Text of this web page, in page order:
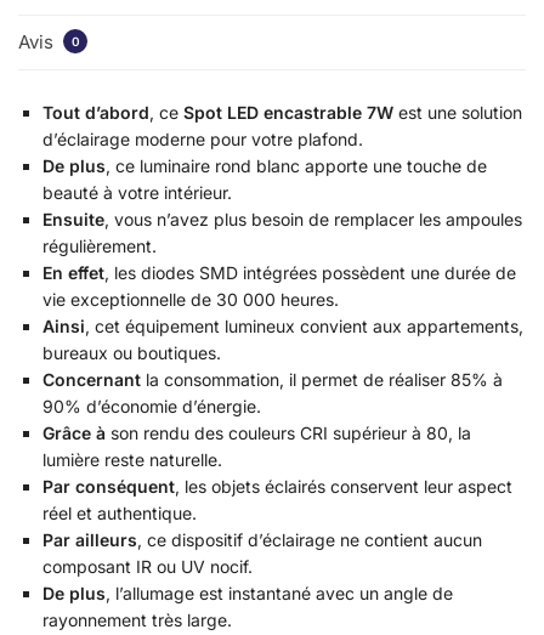
Avis 0
Tout d’abord, ce Spot LED encastrable 7W est une solution
d’éclairage moderne pour votre plafond.
De plus, ce luminaire rond blanc apporte une touche de
beauté à votre intérieur.
Ensuite, vous n’avez plus besoin de remplacer les ampoules
régulièrement.
En effet, les diodes SMD intégrées possèdent une durée de
vie exceptionnelle de 30 000 heures.
Ainsi, cet équipement lumineux convient aux appartements,
bureaux ou boutiques.
Concernant la consommation, il permet de réaliser 85% à
90% d’économie d’énergie.
Grâce à son rendu des couleurs CRI supérieur à 80, la
lumière reste naturelle.
Par conséquent, les objets éclairés conservent leur aspect
réel et authentique.
Par ailleurs, ce dispositif d’éclairage ne contient aucun
composant IR ou UV nocif.
De plus, l’allumage est instantané avec un angle de
rayonnement très large.